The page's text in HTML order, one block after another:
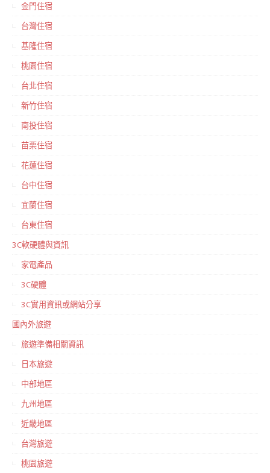
金門住宿
台灣住宿
基隆住宿
桃園住宿
台北住宿
新竹住宿
南投住宿
苗栗住宿
花蓮住宿
台中住宿
宜蘭住宿
台東住宿
3C軟硬體與資訊
家電產品
3C硬體
3C實用資訊或網站分享
國內外旅遊
旅遊準備相關資訊
日本旅遊
中部地區
九州地區
近畿地區
台灣旅遊
桃園旅遊